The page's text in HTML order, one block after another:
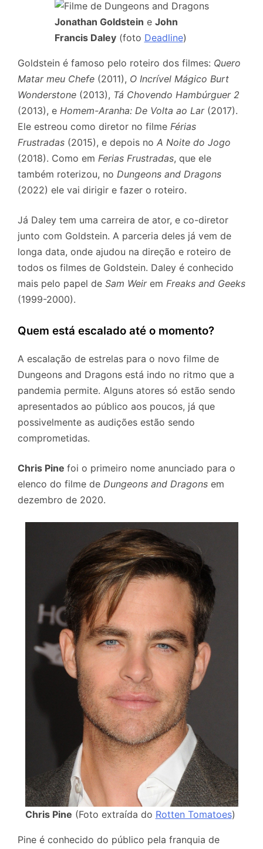
Jonathan Goldstein e John
Francis Daley(foto Deadline)
Goldstein é famoso pelo roteiro dos filmes: Quero
Matar meu Chefe (2011), O Incrível Mágico Burt
Wonderstone (2013), Tá Chovendo Hambúrguer 2
(2013), e Homem-Aranha: De Volta ao Lar (2017).
Ele estreou como diretor no filme Férias
Frustradas (2015), e depois no A Noite do Jogo
(2018). Como em Ferias Frustradas, que ele
também roterizou, no Dungeons and Dragons
(2022) ele vai dirigir e fazer o roteiro.
Já Daley tem uma carreira de ator, e co-diretor
junto com Goldstein. A parceria deles já vem de
longa data, onde ajudou na direção e roteiro de
todos os filmes de Goldstein. Daley é conhecido
mais pelo papel de Sam Weirem Freaks and Geeks
(1999-2000).
Quem está escalado até o momento?
A escalação de estrelas para o novo filme de
Dungeons and Dragons está indo no ritmo que a
pandemia permite. Alguns atores só estão sendo
apresentados ao público aos poucos, já que
possivelmente as audições estão sendo
comprometidas.
Chris Pine foi o primeiro nome anunciado para o
elenco do filme de Dungeons and Dragons em
dezembro de 2020.
Chris Pine (Foto extraída do Rotten Tomatoes)
Pine é conhecido do público pela franquia de